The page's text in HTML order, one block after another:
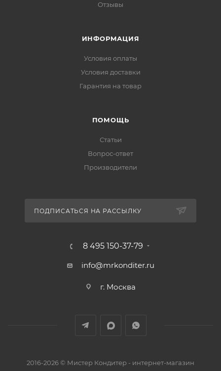
Отзывы
ИНФОРМАЦИЯ
Условия оплаты
Условия доставки
Гарантия на товар
ПОМОЩЬ
Статьи
Вопрос-ответ
Производители
ПОДПИСАТЬСЯ НА РАССЫЛКУ
8 495 150-37-79
info@mrkonditer.ru
г. Москва
2016-2026 © Мистер Кондитер - интернет-магазин